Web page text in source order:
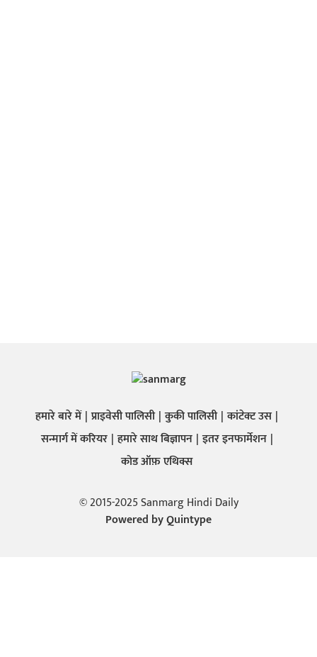
हमारे बारे में प्राइवेसी पालिसी कुकी पालिसी कांटेक्ट उस
सन्मार्ग में करियर हमारे साथ बिज्ञापन इतर इनफार्मेशन
कोड ऑफ़ एथिक्स
© 2015-2025 Sanmarg Hindi Daily
Powered byQuintype